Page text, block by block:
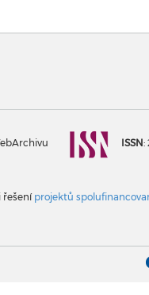
ISSN:
řešení projektů